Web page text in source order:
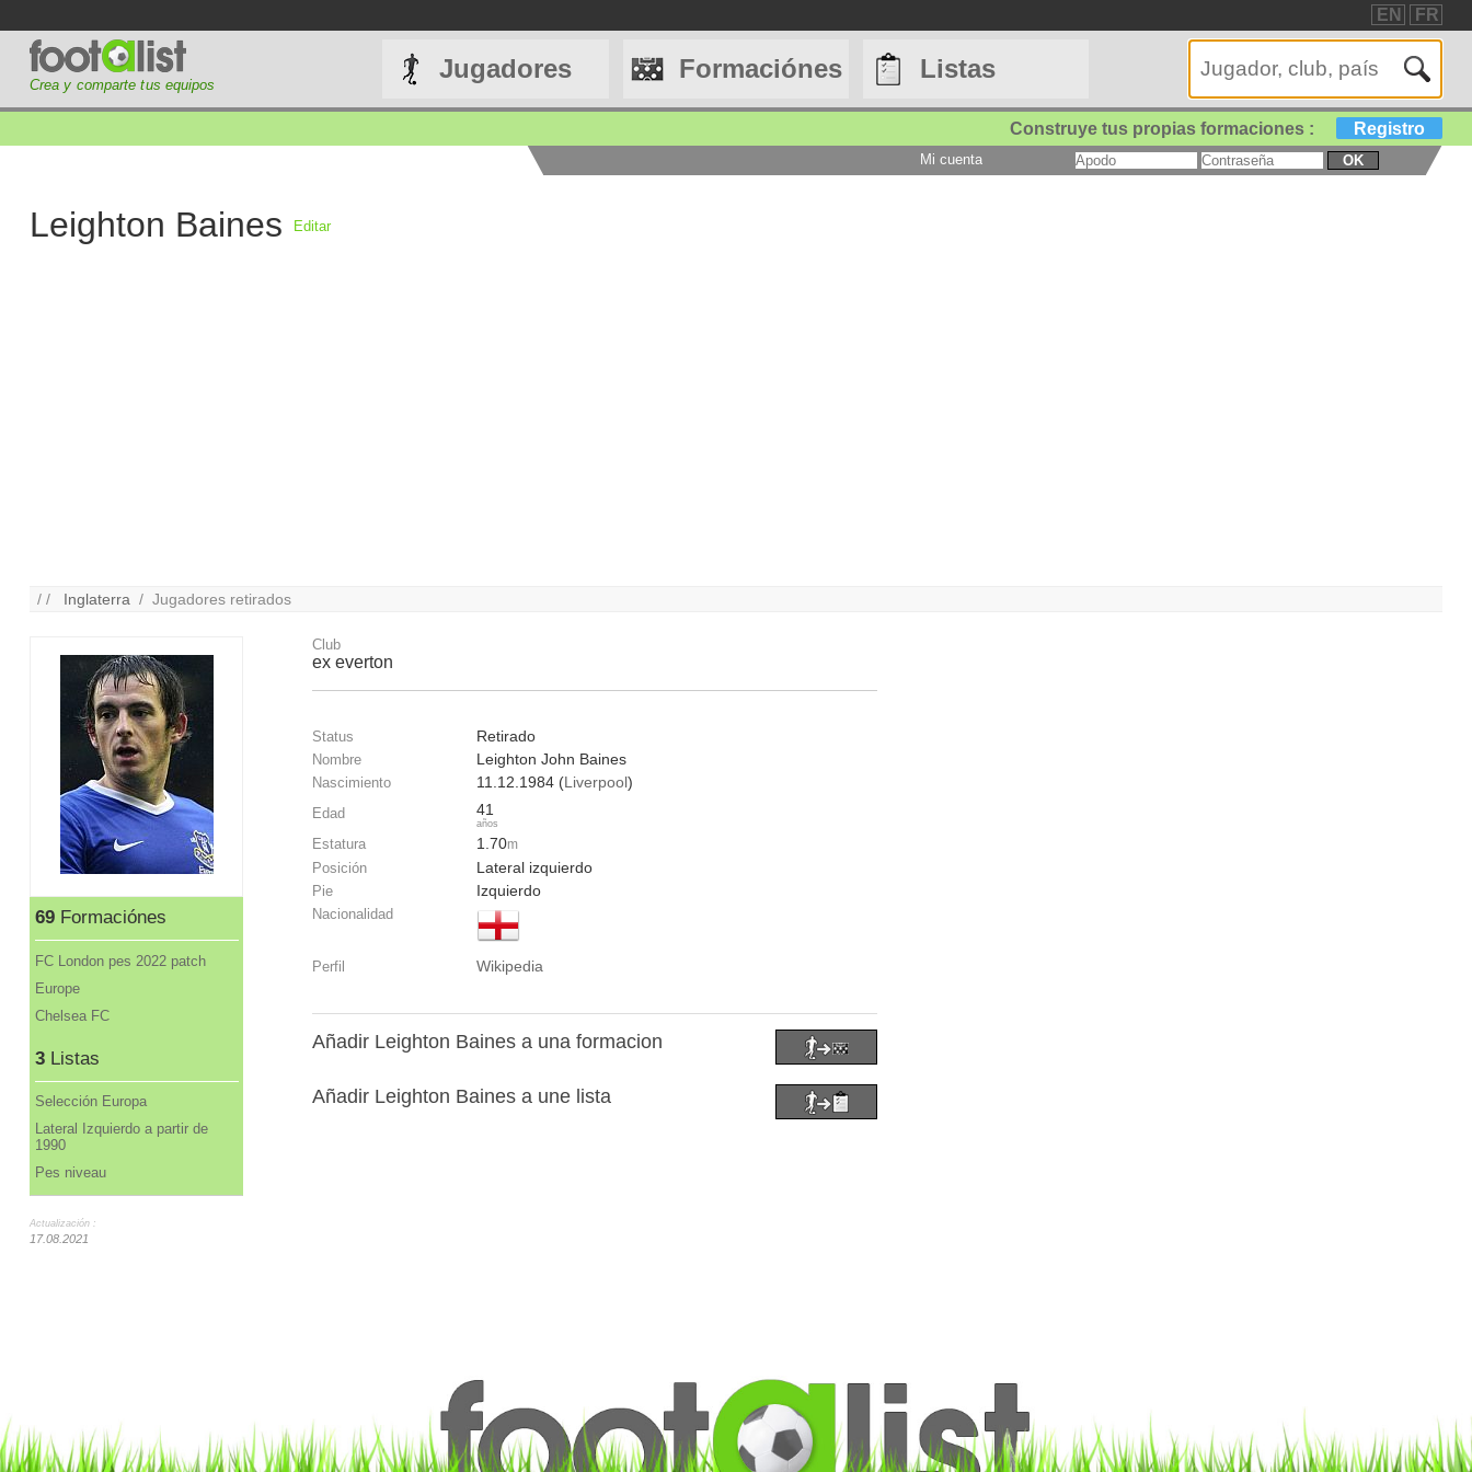
EN FR
Crea y comparte tus equipos
Jugadores Formaciónes Listas
Construye tus propias formaciones : Registro
Mi cuenta OK
Leighton Baines Editar
/ / Inglaterra / Jugadores retirados
69Formaciónes
FC London pes 2022 patch
Europe
Chelsea FC
3Listas
Selección Europa
Lateral Izquierdo a partir de
1990
Pes niveau
Actualización :
17.08.2021
Club
ex everton
Status Retirado
Nombre Leighton John Baines
Nascimiento 11.12.1984 (Liverpool)
Edad 41
años
Estatura 1.70m
Posición Lateral izquierdo
Pie Izquierdo
Nacionalidad
Perfil Wikipedia
Añadir Leighton Baines a una formacion
Añadir Leighton Baines a une lista